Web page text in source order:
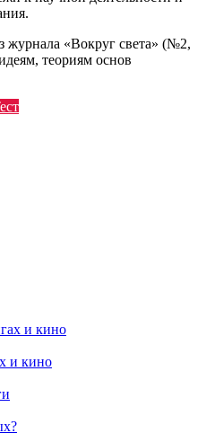
журнала «Вокруг света» (№2,
теориям основ
и кино